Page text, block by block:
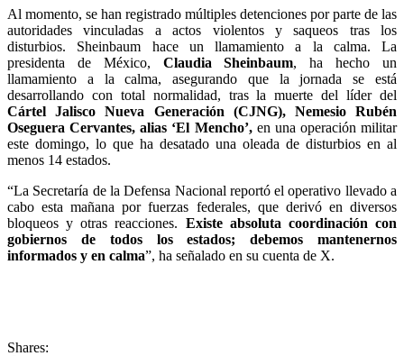
Al momento, se han registrado múltiples detenciones por parte de las
autoridades vinculadas a actos violentos y saqueos tras los
disturbios. Sheinbaum hace un llamamiento a la calma. La
presidenta de México, Claudia Sheinbaum, ha hecho un
llamamiento a la calma, asegurando que la jornada se está
desarrollando con total normalidad, tras la muerte del líder del
Cártel Jalisco Nueva Generación (CJNG), Nemesio Rubén
Oseguera Cervantes, alias ‘El Mencho’,en una operación militar
este domingo, lo que ha desatado una oleada de disturbios en al
menos 14 estados.
“La Secretaría de la Defensa Nacional reportó el operativo llevado a
cabo esta mañana por fuerzas federales, que derivó en diversos
bloqueos y otras reacciones. Existe absoluta coordinación con
gobiernos de todos los estados; debemos mantenernos
informados y en calma”, ha señalado en su cuenta de X.
Shares: